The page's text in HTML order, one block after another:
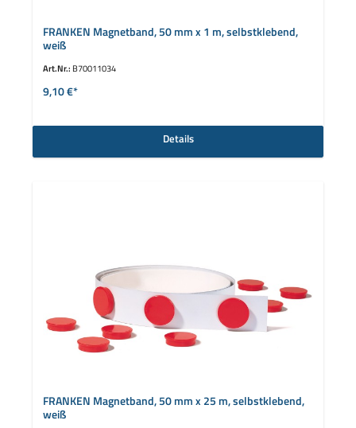
FRANKEN Magnetband, 50 mm x 1 m, selbstklebend,
weiß
Art.Nr.: B70011034
9,10 €*
Details
FRANKEN Magnetband, 50 mm x 25 m, selbstklebend,
weiß